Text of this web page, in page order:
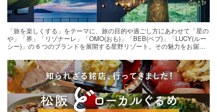
「旅を楽しくする」をテーマに、旅の目的や過ごし方にあわせて「星の
や」「界」「リゾナーレ」「OMO(おも)」「BEB(ベブ)」「LUCY(ルー
シー)」の 6 つのブランドを展開する星野リゾート。その魅力をお届け